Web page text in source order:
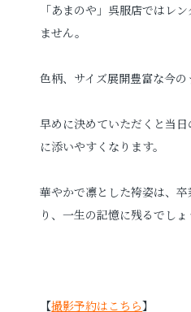
見学
撮影
「あまのや」呉服店ではレ
ません。
色柄、サイズ展開豊富な今の
早めに決めていただくと当
に添いやすくなります。
華やかで凛とした袴姿は、
り、一生の記憶に残るでしょ
【撮影予約はこちら】